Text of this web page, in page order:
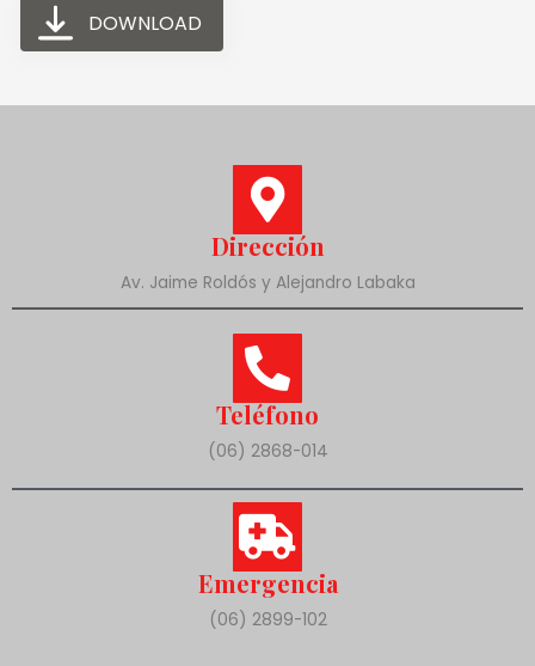
DOWNLOAD
Dirección
Av. Jaime Roldós y Alejandro Labaka
Teléfono
(06) 2868-014
Emergencia
(06) 2899-102